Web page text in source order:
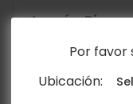
Por favor
Ubicación:
Jamón